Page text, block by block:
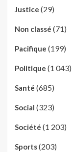
Justice (29)
Non classé (71)
Pacifique (199)
Politique (1 043)
Santé (685)
Social (323)
Société (1 203)
Sports(203)